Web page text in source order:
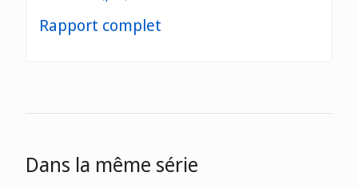
Rapport complet
Dans la même série